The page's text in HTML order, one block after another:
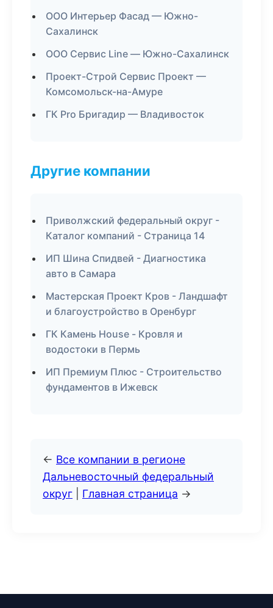
ООО Интерьер Фасад — Южно-
Сахалинск
ООО Сервис Line — Южно-Сахалинск
Проект-Строй Сервис Проект —
Комсомольск-на-Амуре
ГК Pro Бригадир — Владивосток
Другие компании
Приволжский федеральный округ -
Каталог компаний - Страница 14
ИП Шина Спидвей - Диагностика
авто в Самара
Мастерская Проект Кров - Ландшафт
и благоустройство в Оренбург
ГК Камень House - Кровля и
водостоки в Пермь
ИП Премиум Плюс - Строительство
фундаментов в Ижевск
← Все компании в регионе
Дальневосточный федеральный
округ
Главная страница →